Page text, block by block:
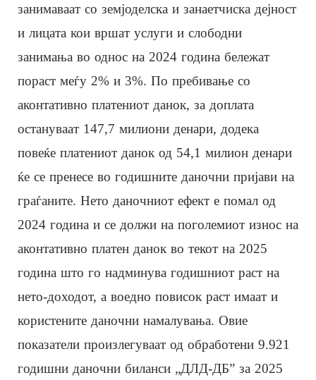
занимаваат со земјоделска и занаетчиска дејност
и лицата кои вршат услуги и слободни
занимања во однос на 2024 година бележат
пораст меѓу 2% и 3%. По пребивање со
аконтативно платениот данок, за доплата
остануваат 147,7 милиони денари, додека
повеќе платениот данок од 54,1 милион денари
ќе се пренесе во годишните даночни пријави на
граѓаните. Нето даночниот ефект е помал од
2024 година и се должи на поголемиот износ на
аконтативно платен данок во текот на 2025
година што го надминува годишниот раст на
нето-доходот, а воедно повисок раст имаат и
користените даночни намалувања. Овие
показатели произлегуваат од обработени 9.921
годишни даночни биланси „ДЛД-ДБ” за 2025